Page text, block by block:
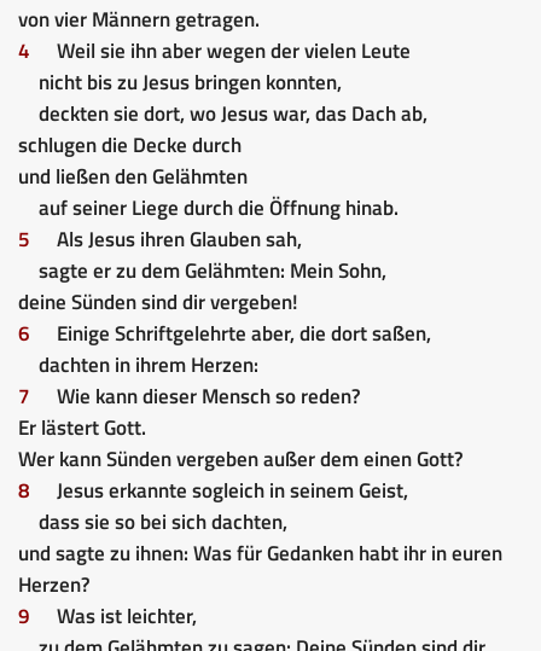
von vier Männern getragen.
4
Weil sie ihn aber wegen der vielen Leute
nicht bis zu Jesus bringen konnten,
deckten sie dort, wo Jesus war, das Dach ab,
schlugen die Decke durch
und ließen den Gelähmten
auf seiner Liege durch die Öffnung hinab.
5
Als Jesus ihren Glauben sah,
sagte er zu dem Gelähmten: Mein Sohn,
deine Sünden sind dir vergeben!
6
Einige Schriftgelehrte aber, die dort saßen,
dachten in ihrem Herzen:
7
Wie kann dieser Mensch so reden?
Er lästert Gott.
Wer kann Sünden vergeben außer dem einen Gott?
8
Jesus erkannte sogleich in seinem Geist,
dass sie so bei sich dachten,
und sagte zu ihnen: Was für Gedanken habt ihr in euren
Herzen?
9
Was ist leichter,